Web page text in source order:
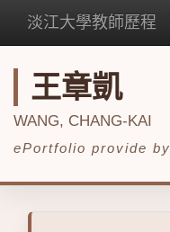
淡江大學教師歷程
王章凱
WANG, CHANG-KAI
ePortfolio provide by